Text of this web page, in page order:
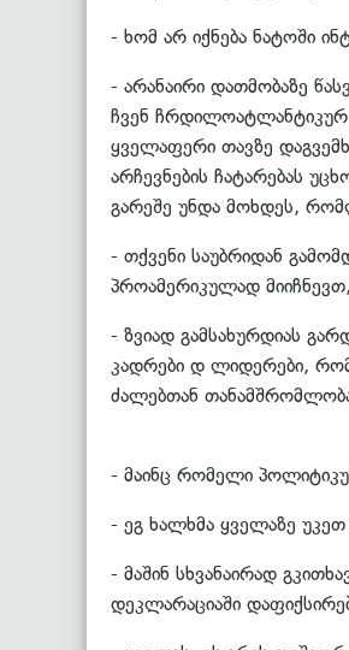
- ხომ არ იქნება ნატოში
- არანაირი დათმობაზე
ჩვენ ჩრდილოატლანტიკურ
ყველაფერი თავზე
არჩევნების ჩატარებას
გარეშე უნდა მოხდეს,
- თქვენი საუბრიდან
პროამერიკულად
- ზვიად გამსახურდიას
კადრები დ ლიდერები,
ძალებთან
- მაინც რომელი
- ეგ ხალხმა ყველაზე უკეთ
- მაშინ სხვანაირად
დეკლარაციაში